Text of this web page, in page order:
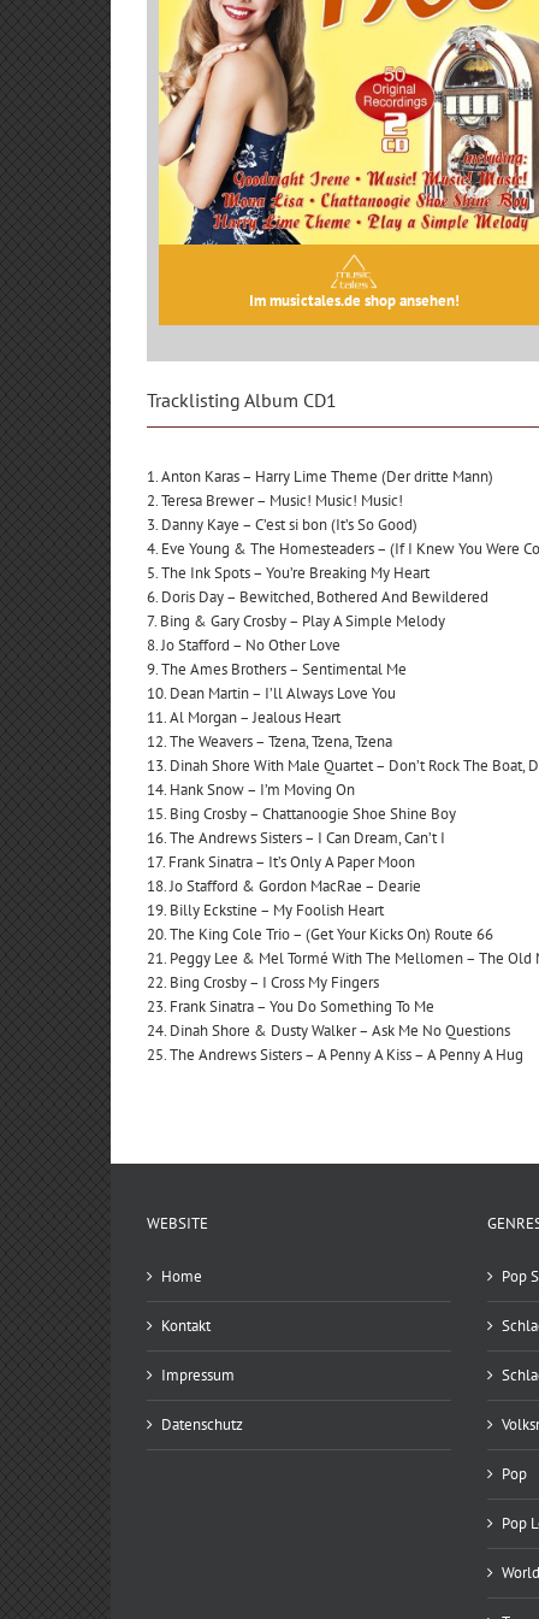
Im musictales.de shop ansehen!
Tracklisting Album CD1
1. Anton Karas – Harry Lime Theme (Der dritte Mann)
2. Teresa Brewer – Music! Music! Music!
3. Danny Kaye – C’est si bon (It’s So Good)
4. Eve Young & The Homesteaders – (If I Knew You Were
5. The Ink Spots – You’re Breaking My Heart
6. Doris Day – Bewitched, Bothered And Bewildered
7. Bing & Gary Crosby – Play A Simple Melody
8. Jo Stafford – No Other Love
9. The Ames Brothers – Sentimental Me
10. Dean Martin – I’ll Always Love You
11. Al Morgan – Jealous Heart
12. The Weavers – Tzena, Tzena, Tzena
13. Dinah Shore With Male Quartet – Don’t Rock The Boat,
14. Hank Snow – I’m Moving On
15. Bing Crosby – Chattanoogie Shoe Shine Boy
16. The Andrews Sisters – I Can Dream, Can’t I
17. Frank Sinatra – It’s Only A Paper Moon
18. Jo Stafford & Gordon MacRae – Dearie
19. Billy Eckstine – My Foolish Heart
20. The King Cole Trio – (Get Your Kicks On) Route 66
21. Peggy Lee & Mel Tormé With The Mellomen – The Old
22. Bing Crosby – I Cross My Fingers
23. Frank Sinatra – You Do Something To Me
24. Dinah Shore & Dusty Walker – Ask Me No Questions
25. The Andrews Sisters – A Penny A Kiss – A Penny A Hug
WEBSITE
Home
Kontakt
Impressum
Datenschutz
Pop
Pop
Pop